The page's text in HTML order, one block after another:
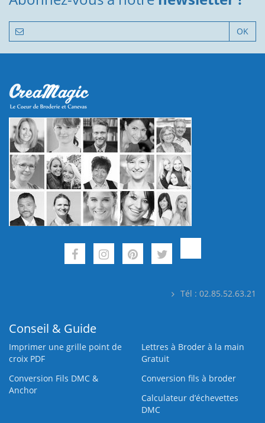
OK
Tél : 02.85.52.63.21
Conseil & Guide
Imprimer une grille point de
croix PDF
Lettres à Broder à la main
Gratuit
Conversion Fils DMC &
Anchor
Conversion fils à broder
Calculateur d’échevettes
DMC